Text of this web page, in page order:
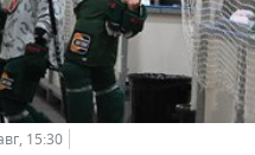
15:30